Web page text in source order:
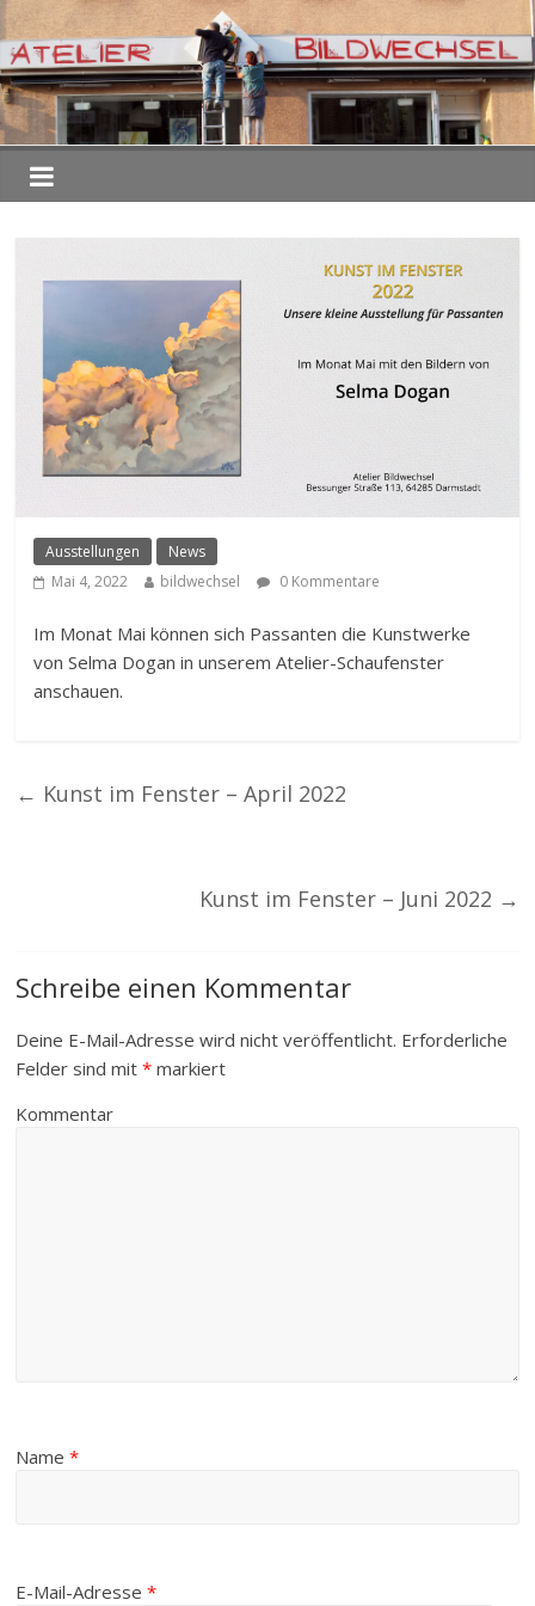
Ausstellungen
News
Mai 4, 2022
bildwechsel 0 Kommentare
Im Monat Mai können sich Passanten die Kunstwerke
von Selma Dogan in unserem Atelier-Schaufenster
anschauen.
← Kunst im Fenster – April 2022
Kunst im Fenster – Juni 2022 →
Schreibe einen Kommentar
Deine E-Mail-Adresse wird nicht veröffentlicht. Erforderliche
Felder sind mit* markiert
Kommentar
Name*
E-Mail-Adresse*